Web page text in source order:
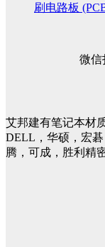
刷电路板
微信
艾邦建有笔记本材
DELL，华硕，宏
腾，可成，胜利精